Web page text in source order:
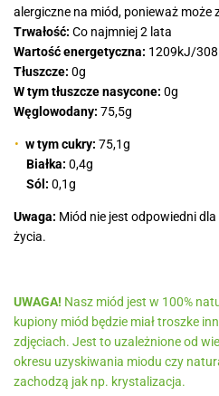
alergiczne na miód, ponieważ może
Trwałość: Co najmniej 2 lata
Wartość energetyczna: 1209kJ/308
Tłuszcze: 0g
W tym tłuszcze nasycone: 0g
Węglowodany: 75,5g
w tym cukry: 75,1g
Białka: 0,4g
Sól: 0,1g
Uwaga: Miód nie jest odpowiedni
życia.
UWAGA! Nasz miód jest w 100%
kupiony miód będzie miał troszke
zdjęciach. Jest to uzależnione od
okresu uzyskiwania miodu czy
zachodzą jak np. krystalizacja.